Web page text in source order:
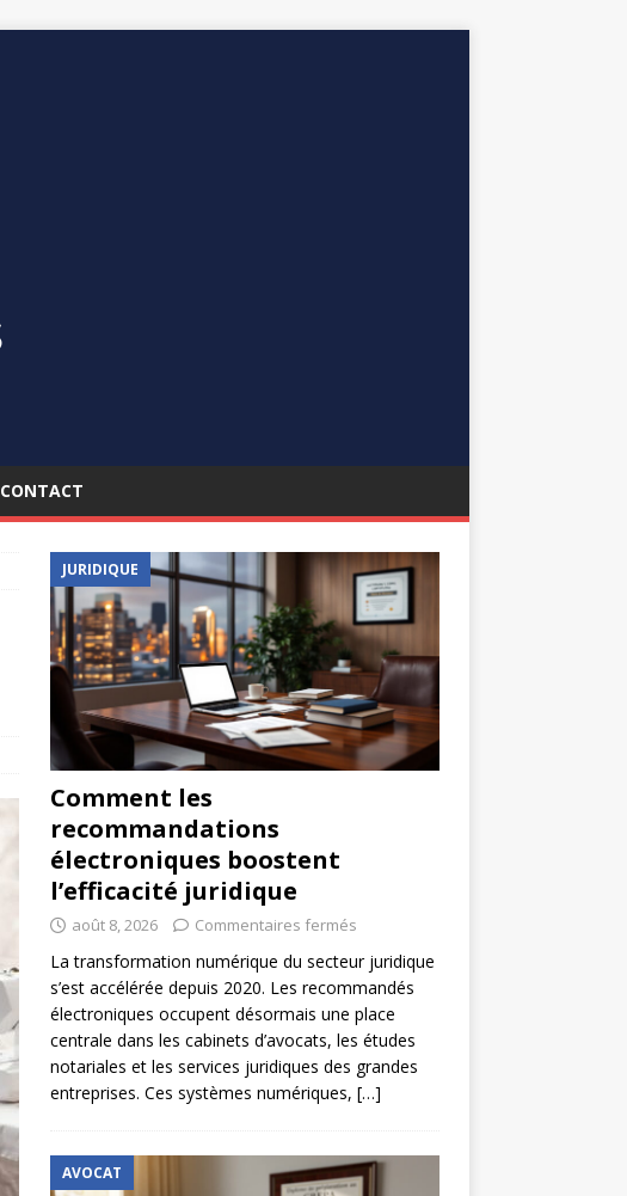
CONTACT
JURIDIQUE
Comment les
recommandations
électroniques boostent
l’efficacité juridique
août 8, 2026 Commentaires fermés
La transformation numérique du secteur juridique
s’est accélérée depuis 2020. Les recommandés
électroniques occupent désormais une place
centrale dans les cabinets d’avocats, les études
notariales et les services juridiques des grandes
entreprises. Ces systèmes numériques, […]
AVOCAT